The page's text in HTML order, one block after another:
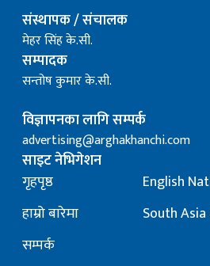
संस्थापक / संचालक
मेहर सिंह के.सी.
सम्पादक
सन्तोष कुमार के.सी.
विज्ञापनका लागि सम्पर्क
advertising@arghakhanchi.com
साइट नेभिगेशन
गृहपृष्ठ
हाम्रो बारेमा
सम्पर्क
English
South